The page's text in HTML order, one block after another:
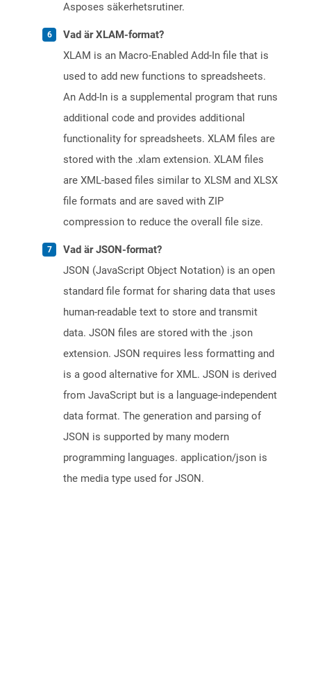
Asposes säkerhetsrutiner.
Vad är XLAM-format?
XLAM is an Macro-Enabled Add-In file that is
used to add new functions to spreadsheets.
An Add-In is a supplemental program that runs
additional code and provides additional
functionality for spreadsheets. XLAM files are
stored with the .xlam extension. XLAM files
are XML-based files similar to XLSM and XLSX
file formats and are saved with ZIP
compression to reduce the overall file size.
Vad är JSON-format?
JSON (JavaScript Object Notation) is an open
standard file format for sharing data that uses
human-readable text to store and transmit
data. JSON files are stored with the .json
extension. JSON requires less formatting and
is a good alternative for XML. JSON is derived
from JavaScript but is a language-independent
data format. The generation and parsing of
JSON is supported by many modern
programming languages. application/json is
the media type used for JSON.